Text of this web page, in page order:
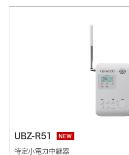
UBZ-R51 NEW
特定小電力中継器